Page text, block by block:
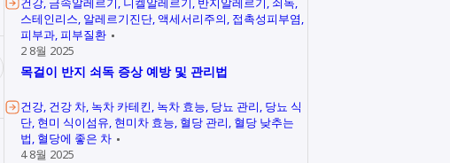
스테인리스 알레르기진단 액세서리주의 접촉성피부염
피부과 피부질환
2 8월 2025
목걸이 반지 쇠독 증상 예방 및 관리법
건강 건강 차 녹차 카테킨 녹차 효능 당뇨 관리 당뇨 식
단 현미 식이섬유 현미차 효능 혈당 관리 혈당 낮추는
법 혈당에 좋은 차
4 8월 2025